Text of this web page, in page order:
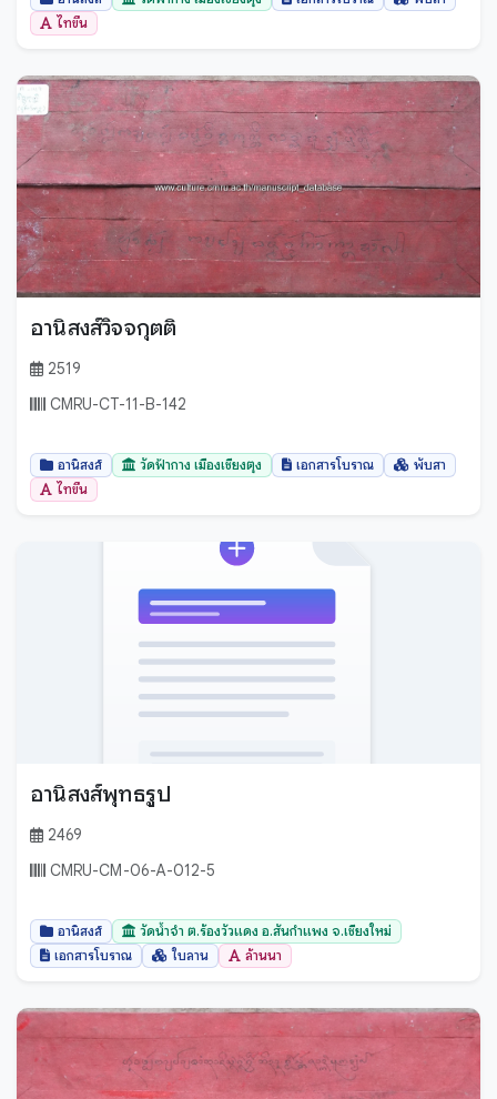
ไทขึน
อานิสงส์วิจจกุตติ
2519
CMRU-CT-11-B-142
อานิสงส์ วัดฟ้ากาง เมืองเชียงตุง เอกสารโบราณ
พับสา
ไทขึน
อานิสงส์พุทธรูป
2469
CMRU-CM-06-A-012-5
อานิสงส์
วัดน้ำจำ ต.ร้องวัวแดง อ.สันกำแพง จ.เชียงใหม่
เอกสารโบราณ
ใบลาน ล้านนา